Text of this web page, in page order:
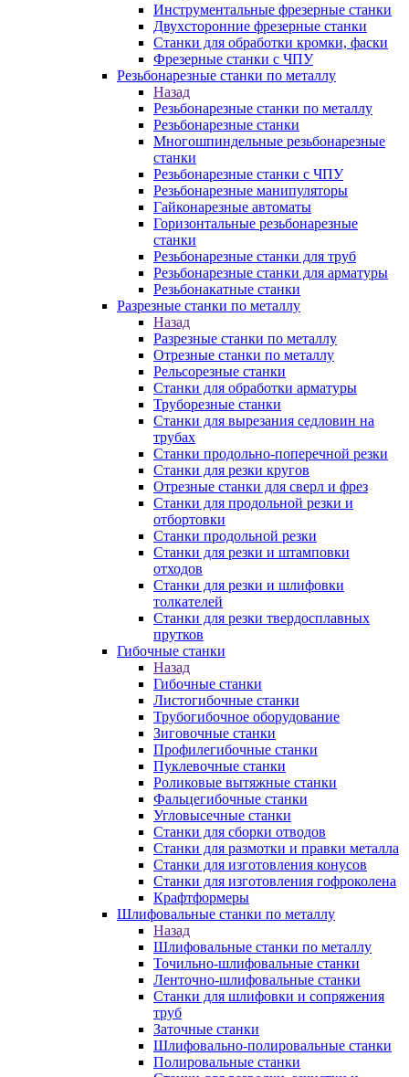
Инструментальные фрезерные станки
Двухсторонние фрезерные станки
Станки для обработки кромки, фаски
Фрезерные станки с ЧПУ
Резьбонарезные станки по металлу
Назад
Резьбонарезные станки по металлу
Резьбонарезные станки
Многошпиндельные резьбонарезные
станки
Резьбонарезные станки с ЧПУ
Резьбонарезные манипуляторы
Гайконарезные автоматы
Горизонтальные резьбонарезные
станки
Резьбонарезные станки для труб
Резьбонарезные станки для арматуры
Резьбонакатные станки
Разрезные станки по металлу
Назад
Разрезные станки по металлу
Отрезные станки по металлу
Рельсорезные станки
Станки для обработки арматуры
Труборезные станки
Станки для вырезания седловин на
трубаx
Станки продольно-поперечной резки
Станки для резки кругов
Отрезные станки для сверл и фрез
Станки для продольной резки и
отбортовки
Станки продольной резки
Станки для резки и штамповки
отходов
Станки для резки и шлифовки
толкателей
Станки для резки твердосплавных
прутков
Гибочные станки
Назад
Гибочные станки
Листогибочные станки
Трубогибочное оборудование
Зиговочные станки
Профилегибочные станки
Пуклевочные станки
Роликовые вытяжные станки
Фальцегибочные станки
Угловысечные станки
Станки для сборки отводов
Станки для размотки и правки металла
Станки для изготовления конусов
Станки для изготовления гофроколена
Крафтформеры
Шлифовальные станки по металлу
Назад
Шлифовальные станки по металлу
Точильно-шлифовальные станки
Ленточно-шлифовальные станки
Станки для шлифовки и сопряжения
труб
Заточные станки
Шлифовально-полировальные станки
Полировальные станки